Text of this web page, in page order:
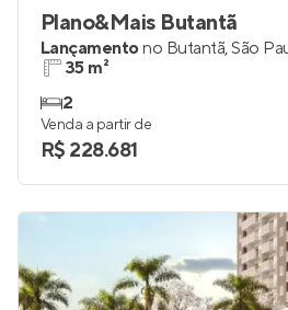
Plano&Mais Butantã
Lançamentono Butantã,São
35 m²
2
Venda a partir de
R$ 228.681